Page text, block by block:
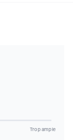
Trop ample